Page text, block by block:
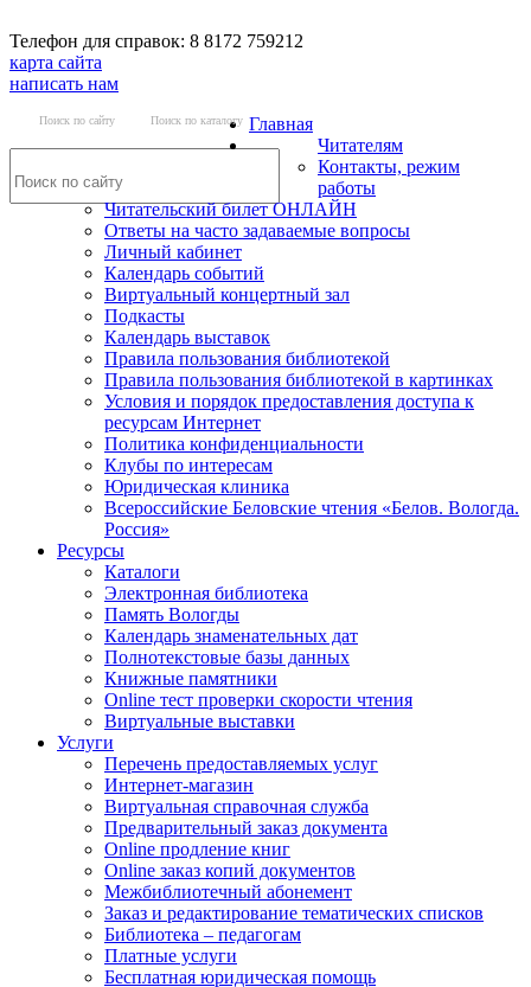
Телефон для справок: 8 8172 759212
карта сайта
написать нам
Поиск по сайту Поиск по каталогу Главная
Читателям
Контакты, режим
работы
Читательский билет ОНЛАЙН
Ответы на часто задаваемые вопросы
Личный кабинет
Календарь событий
Виртуальный концертный зал
Подкасты
Календарь выставок
Правила пользования библиотекой
Правила пользования библиотекой в картинках
Условия и порядок предоставления доступа к
ресурсам Интернет
Политика конфиденциальности
Клубы по интересам
Юридическая клиника
Всероссийские Беловские чтения «Белов. Вологда.
Россия»
Ресурсы
Каталоги
Электронная библиотека
Память Вологды
Календарь знаменательных дат
Полнотекстовые базы данных
Книжные памятники
Online тест проверки скорости чтения
Виртуальные выставки
Услуги
Перечень предоставляемых услуг
Интернет-магазин
Виртуальная справочная служба
Предварительный заказ документа
Online продление книг
Online заказ копий документов
Межбиблиотечный абонемент
Заказ и редактирование тематических списков
Библиотека – педагогам
Платные услуги
Бесплатная юридическая помощь